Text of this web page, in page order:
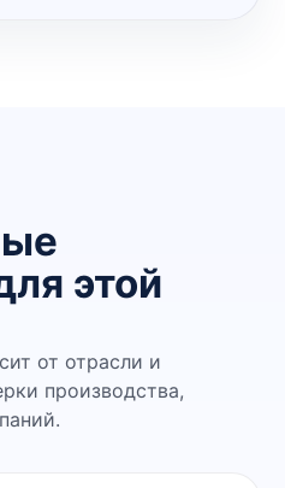
этой
от отрасли и
производства,